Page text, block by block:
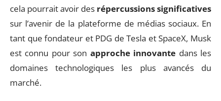
cela pourrait avoir des répercussions significatives
sur l’avenir de la plateforme de médias sociaux. En
tant que fondateur et PDG de Tesla et SpaceX, Musk
est connu pour son approche innovante dans les
domaines technologiques les plus avancés du
marché.